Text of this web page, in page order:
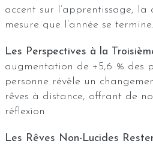
accent sur l’apprentissage,
mesure que l’année se termine.
Les Perspectives à la
augmentation de +5,6 % des
personne révèle un
rêves à distance, offrant de
réflexion.
Les Rêves Non-Lucides